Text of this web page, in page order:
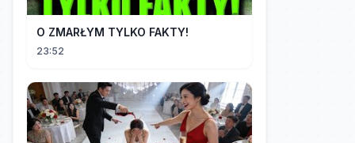
O ZMARŁYM TYLKO FAKTY!
23:52